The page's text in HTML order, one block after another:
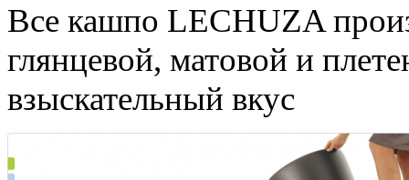
Все кашпо LECHUZA
глянцевой, матовой и
взыскательный вкус